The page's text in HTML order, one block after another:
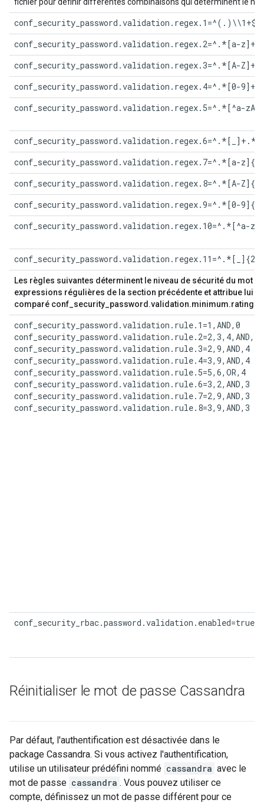
conf_security_password.validation.regex.1=^(.)\\1+$
conf_security_password.validation.regex.2=^.*[a-
conf_security_password.validation.regex.3=^.*[A-
conf_security_password.validation.regex.4=^.*[0-
conf_security_password.validation.regex.5=^.*[^a-
conf_security_password.validation.regex.6=^.*[_]+.*$
conf_security_password.validation.regex.7=^.*[a-
conf_security_password.validation.regex.8=^.*[A-
conf_security_password.validation.regex.9=^.*[0-
conf_security_password.validation.regex.10=^.*[^a-
Les règles suivantes déterminent le niveau de sécurité du mot
expressions régulières de la section précédente et attribue lui
comparé
conf_security_password.validation.rule.1=1,AND,0
conf_security_password.validation.rule.2=2,3,4,AND,4
conf_security_password.validation.rule.3=2,9,AND,4
conf_security_password.validation.rule.4=3,9,AND,4
conf_security_password.validation.rule.5=5,6,OR,4
conf_security_password.validation.rule.6=3,2,AND,3
conf_security_password.validation.rule.7=2,9,AND,3
conf_security_password.validation.rule.8=3,9,AND,3
conf_security_rbac.password.validation.enabled=true
Réinitialiser le mot de passe Cassandra
Par défaut, l'authentification est désactivée dans le
package Cassandra. Si vous activez l'authentification,
utilise un utilisateur prédéfini nommé cassandra avec le
mot de passe cassandra . Vous pouvez utiliser ce
compte, définissez un mot de passe différent pour ce